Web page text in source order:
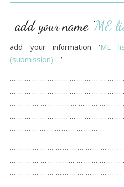
add your name ‘ME
add your information ‘ME
(submission) …’
… … … … … … … … … … … … … … …
… … … … … … … … … … … … … … …
… … … … … … … … … …… … … … …
… … … … … … … … … … … … … … …
… … … … … … … … … … … … …
… … … … … … … … … … … … … …
… … … … … … … …… … … … … … …
… … … … … … … … … … … … … …
… … … … … … … … … … … … … …